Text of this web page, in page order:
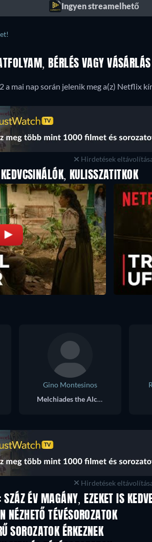
Ingyen streamelhető
BÉRLÉS VAGY
a mai nap során jelenik meg a(z) Netflix
Hirdetések
KULISSZATITKOK
Gino Montesinos
Melchiades the Alchemist
Hirdetések
SZÁZ ÉV MAGÁNY, EZEKET IS
TV
NÉZHETŐ TÉVÉSOROZATOK
TV
SOROZATOK ÉRKEZNEK
TV